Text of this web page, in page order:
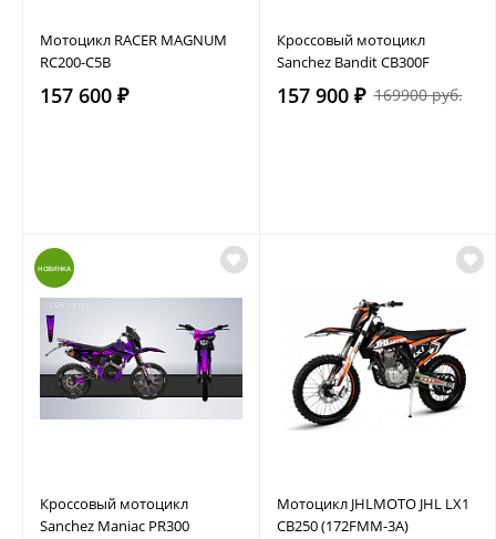
Мотоцикл RACER MAGNUM
RC200-C5B
157 600 ₽
Кроссовый мотоцикл
Sanchez Bandit CB300F
157 900 ₽ 169900 руб.
НОВИНКА
Кроссовый мотоцикл
Sanchez Maniac PR300
Мотоцикл JHLMOTO JHL LX1
CB250 (172FMM-3A)